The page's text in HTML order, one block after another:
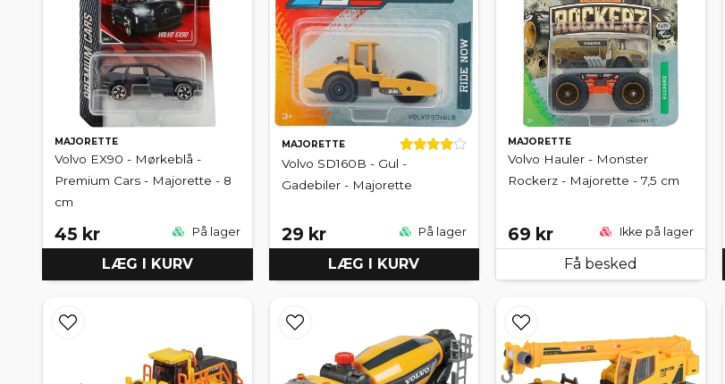
MAJORETTE
Volvo EX90 - Mørkeblå -
Premium Cars - Majorette - 8
cm
45 kr På lager
LÆG I KURV
MAJORETTE
Volvo SD160B - Gul -
Gadebiler - Majorette
29 kr På lager
LÆG I KURV
MAJORETTE
Volvo Hauler - Monster
Rockerz - Majorette - 7,5 cm
69 kr Ikke på lager
Få besked